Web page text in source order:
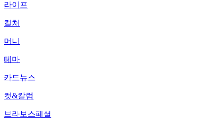
라이프
컬처
머니
테마
카드뉴스
컷&칼럼
브라보스페셜